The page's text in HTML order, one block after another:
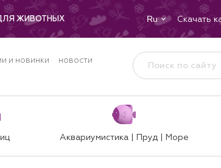
ЖИВОТНЫХ Ru Скачать
И НОВИНКИ
НОВОСТИ
Аквариумистика | Пруд | Море